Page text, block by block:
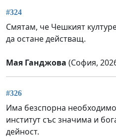
#324
Смятам, че Чешкият
да остане действащ.
Мая Ганджова (София,
#326
Има безспорна
институт със значима и
дейност.